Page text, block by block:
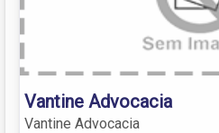
Vantine Advocacia
Vantine Advocacia